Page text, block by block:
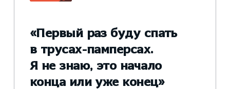
«Первый раз буду спать
в трусах-памперсах.
Я не знаю, это начало
конца или уже конец»